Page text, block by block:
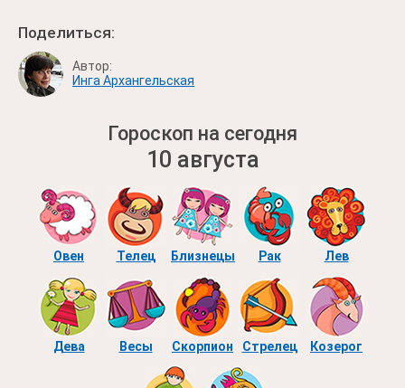
Поделиться:
Автор:
Инга Архангельская
Гороскоп на сегодня
10 августа
Овен Телец Близнецы Рак Лев
Дева Весы Скорпион Стрелец Козерог